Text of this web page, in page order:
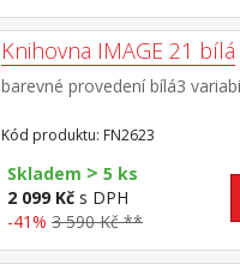
Knihovna IMAGE 21 bílá
barevné provedení bílá3
Kód produktu: FN2623
Skladem > 5 ks
2 099 Kč s DPH
-41% 3 590 Kč **